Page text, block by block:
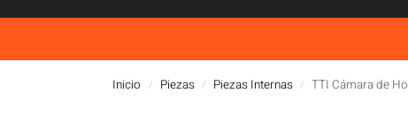
Inicio / Piezas / Piezas Internas / TTI Cámara de